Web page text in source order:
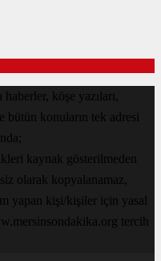
köşe yazıları,
bütün konuların tek adresi
kaynak gösterilmeden
olarak kopyalanamaz,
yapan kişi/kişiler için yasal
tercih